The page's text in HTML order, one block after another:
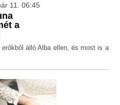
11. 06:45
a
álló Alba ellen, és most is a